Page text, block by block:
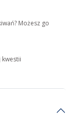
Możesz go
kwestii